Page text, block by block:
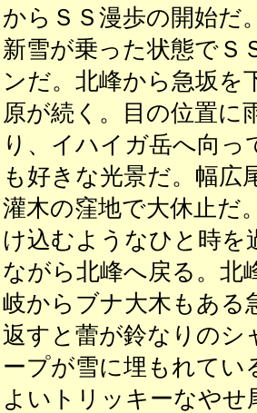
からＳＳ漫歩の開始だ
新雪が乗った状態でＳ
ンだ。北峰から急坂を
原が続く。目の位置に
り、イハイガ岳へ向っ
も好きな光景だ。幅広
灌木の窪地で大休止だ
け込むようなひと時を
ながら北峰へ戻る。北
岐からブナ大木もある
返すと蕾が鈴なりのシ
ープが雪に埋もれてい
よいトリッキーなやせ